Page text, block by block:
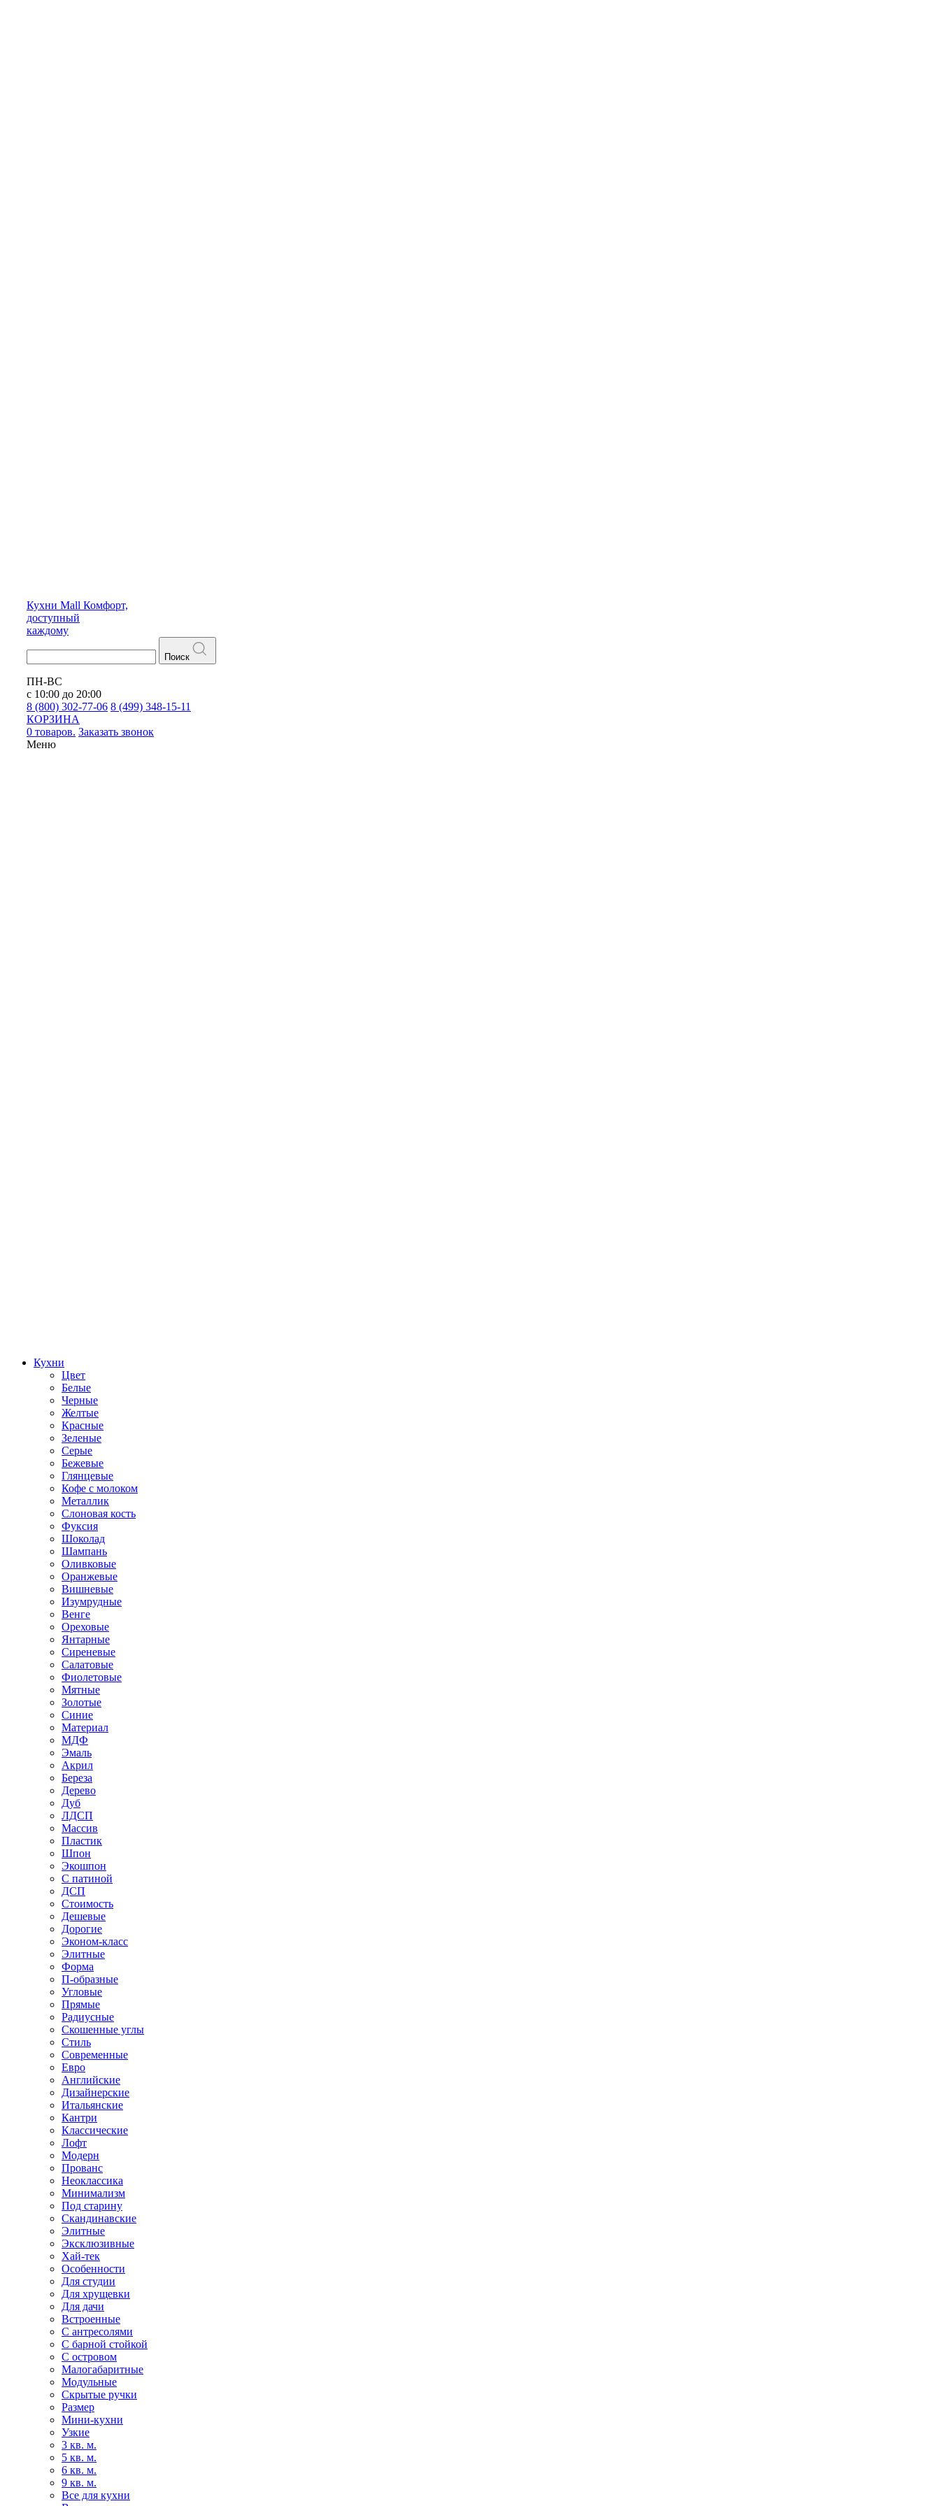
Кухни Mall Комфорт,
доступный
каждому
Поиск
ПН-ВС
с 10:00 до 20:00
8 (800) 302-77-06 8 (499) 348-15-11
КОРЗИНА
0 товаров. Заказать звонок
Меню
Кухни
Цвет
Белые
Черные
Желтые
Красные
Зеленые
Серые
Бежевые
Глянцевые
Кофе с молоком
Металлик
Слоновая кость
Фуксия
Шоколад
Шампань
Оливковые
Оранжевые
Вишневые
Изумрудные
Венге
Ореховые
Янтарные
Сиреневые
Салатовые
Фиолетовые
Мятные
Золотые
Синие
Материал
МДФ
Эмаль
Акрил
Береза
Дерево
Дуб
ЛДСП
Массив
Пластик
Шпон
Экошпон
С патиной
ДСП
Стоимость
Дешевые
Дорогие
Эконом-класс
Элитные
Форма
П-образные
Угловые
Прямые
Радиусные
Скошенные углы
Стиль
Современные
Евро
Английские
Дизайнерские
Итальянские
Кантри
Классические
Лофт
Модерн
Прованс
Неоклассика
Минимализм
Под старину
Скандинавские
Элитные
Эксклюзивные
Хай-тек
Особенности
Для студии
Для хрущевки
Для дачи
Встроенные
С антресолями
С барной стойкой
С островом
Малогабаритные
Модульные
Скрытые ручки
Размер
Мини-кухни
Узкие
3 кв. м.
5 кв. м.
6 кв. м.
9 кв. м.
Все для кухни